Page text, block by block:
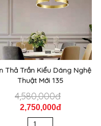
Thả Trần Kiểu Dáng Nghệ
Thuật Mới 135
4,580,000đ
2,750,000đ